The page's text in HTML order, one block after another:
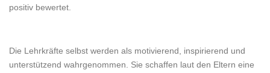
positiv bewertet.
Die Lehrkräfte selbst werden als motivierend, inspirierend und
unterstützend wahrgenommen. Sie schaffen laut den Eltern eine